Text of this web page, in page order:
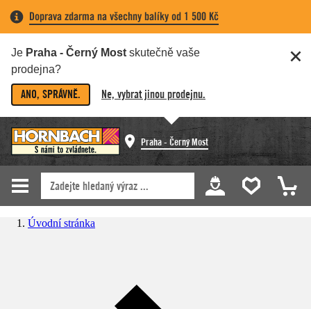
Doprava zdarma na všechny balíky od 1 500 Kč
Je Praha - Černý Most skutečně vaše
prodejna?
ANO, SPRÁVNĚ. Ne, vybrat jinou prodejnu.
Praha - Černý Most
Úvodní stránka